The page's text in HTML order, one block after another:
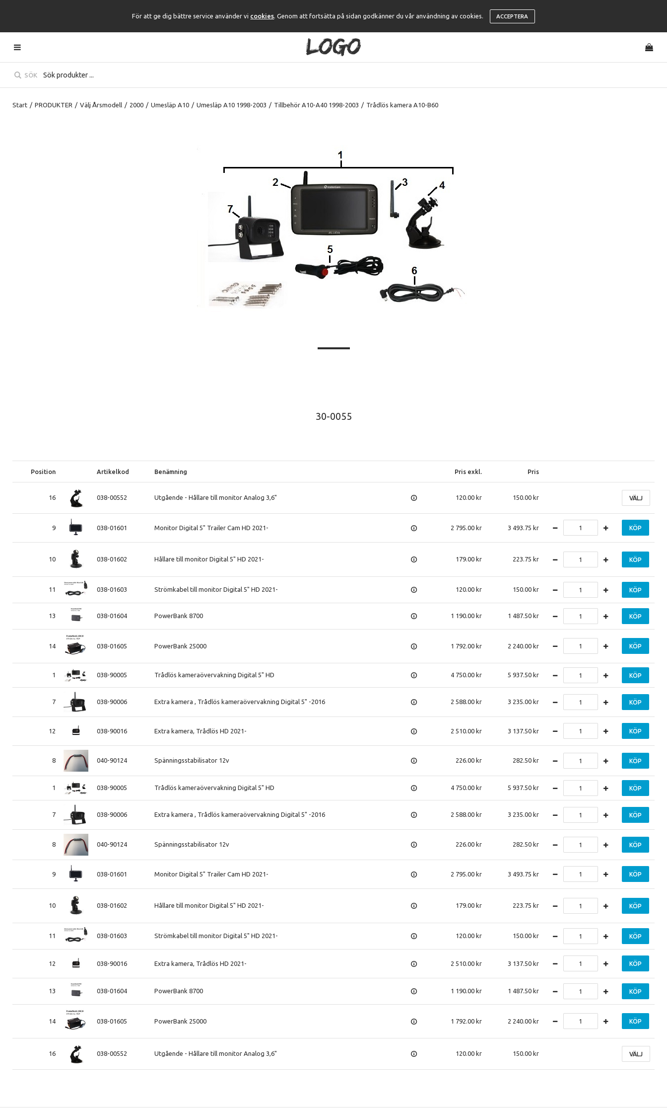
För att ge dig bättre service använder vi cookies. Genom att fortsätta på sidan godkänner du vår användning av cookies. ACCEPTERA
SÖK
Start / PRODUKTER / Välj Årsmodell / 2000 / Umesläp A10 / Umesläp A10 1998-2003 / Tillbehör A10-A40 1998-2003 / Trådlös kamera A10-B60
30-0055
Position Artikelkod Benämning Pris exkl. Pris
16 038-00552 Utgående - Hållare till monitor Analog 3,6" 120.00 150.00 VÄLJ
9 038-01601 Monitor Digital 5" Trailer Cam HD 2021- 2 795.00 3 493.75 KÖP
10 038-01602 Hållare till monitor Digital 5" HD 2021- 179.00 223.75 KÖP
11 038-01603 Strömkabel till monitor Digital 5" HD 2021- 120.00 150.00 KÖP
13 038-01604 PowerBank 8700 1 190.00 1 487.50 KÖP
14 038-01605 PowerBank 25000 1 792.00 2 240.00 KÖP
1 038-90005 Trådlös kameraövervakning Digital 5" HD 4 750.00 5 937.50 KÖP
7 038-90006 Extra kamera , Trådlös kameraövervakning Digital 5" -2016 2 588.00 3 235.00 KÖP
12 038-90016 Extra kamera, Trådlös HD 2021- 2 510.00 3 137.50 KÖP
8 040-90124 Spänningsstabilisator 12v 226.00 282.50 KÖP
1 038-90005 Trådlös kameraövervakning Digital 5" HD 4 750.00 5 937.50 KÖP
7 038-90006 Extra kamera , Trådlös kameraövervakning Digital 5" -2016 2 588.00 3 235.00 KÖP
8 040-90124 Spänningsstabilisator 12v 226.00 282.50 KÖP
9 038-01601 Monitor Digital 5" Trailer Cam HD 2021- 2 795.00 3 493.75 KÖP
10 038-01602 Hållare till monitor Digital 5" HD 2021- 179.00 223.75 KÖP
11 038-01603 Strömkabel till monitor Digital 5" HD 2021- 120.00 150.00 KÖP
12 038-90016 Extra kamera, Trådlös HD 2021- 2 510.00 3 137.50 KÖP
13 038-01604 PowerBank 8700 1 190.00 1 487.50 KÖP
14 038-01605 PowerBank 25000 1 792.00 2 240.00 KÖP
16 038-00552 Utgående - Hållare till monitor Analog 3,6" 120.00 150.00 VÄLJ